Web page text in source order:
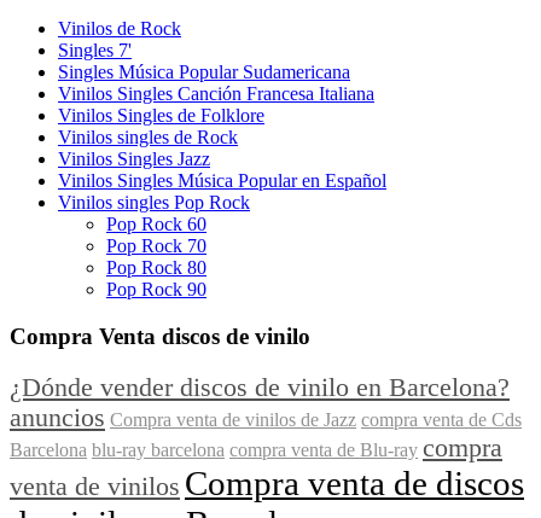
Vinilos de Rock
Singles 7'
Singles Música Popular Sudamericana
Vinilos Singles Canción Francesa Italiana
Vinilos Singles de Folklore
Vinilos singles de Rock
Vinilos Singles Jazz
Vinilos Singles Música Popular en Español
Vinilos singles Pop Rock
Pop Rock 60
Pop Rock 70
Pop Rock 80
Pop Rock 90
Compra Venta discos de vinilo
¿Dónde vender discos de vinilo en Barcelona?
anuncios Compra venta de vinilos de Jazz compra venta de Cds
Barcelona blu-ray barcelona compra venta de Blu-ray compra
venta de vinilos Compra venta de discos